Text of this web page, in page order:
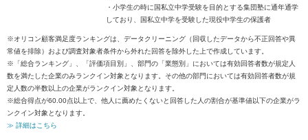
・小学生の時に国私立中学受験を目的とする集団塾に通年通学
しており、国私立中学を受験した現役中学生の保護者
※オリコン顧客満足度ランキングは、データクリーニング（回収したデータから不正回答や異
常値を排除）および調査対象者条件から外れた回答を除外した上で作成しています。
※「総合ランキング」、「評価項目別」、部門の「業態別」においては有効回答者数が規定人
数を満たした企業のみランクイン対象となります。その他の部門においては有効回答者数が規
定人数の半数以上の企業がランクイン対象となります。
※総合得点が60.00点以上で、他人に薦めたくないと回答した人の割合が基準値以下の企業がラ
ンクイン対象となります。
≫ 詳細はこちら